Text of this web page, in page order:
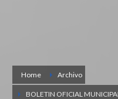
Home Archivo
BOLETIN OFICIAL